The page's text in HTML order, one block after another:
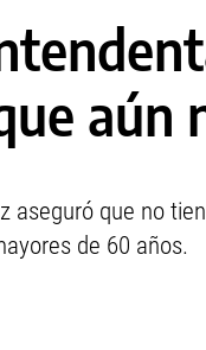
aún
aseguró que no
de 60 años.